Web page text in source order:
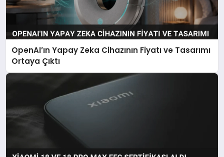
OpenAI’ın Yapay Zeka Cihazının Fiyatı ve Tasarımı
Ortaya Çıktı